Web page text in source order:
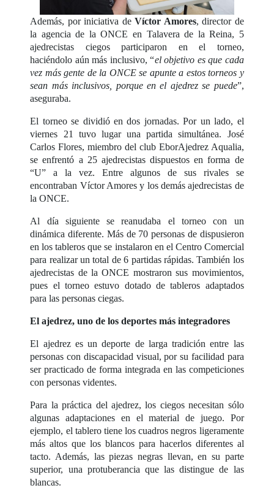
Además, por iniciativa deVíctor Amores, director de
la agencia de la ONCE en Talavera de la Reina, 5
ajedrecistas ciegos participaron en el torneo,
haciéndolo aún más inclusivo, “el objetivo es que cada
vez más gente de la ONCE se apunte a estos torneos y
sean más inclusivos, porque en el ajedrez se puede”,
aseguraba.
El torneo se dividió en dos jornadas. Por un lado, el
viernes 21 tuvo lugar una partida simultánea. José
Carlos Flores, miembro del club EborAjedrez Aqualia,
se enfrentó a 25 ajedrecistas dispuestos en forma de
“U” a la vez. Entre algunos de sus rivales se
encontraban Víctor Amores y los demás ajedrecistas de
la ONCE.
Al día siguiente se reanudaba el torneo con un
dinámica diferente. Más de 70 personas de dispusieron
en los tableros que se instalaron en el Centro Comercial
para realizar un total de 6 partidas rápidas. También los
ajedrecistas de la ONCE mostraron sus movimientos,
pues el torneo estuvo dotado de tableros adaptados
para las personas ciegas.
El ajedrez, uno de los deportes más integradores
El ajedrez es un deporte de larga tradición entre las
personas con discapacidad visual, por su facilidad para
ser practicado de forma integrada en las competiciones
con personas videntes.
Para la práctica del ajedrez, los ciegos necesitan sólo
algunas adaptaciones en el material de juego. Por
ejemplo, el tablero tiene los cuadros negros ligeramente
más altos que los blancos para hacerlos diferentes al
tacto. Además, las piezas negras llevan, en su parte
superior, una protuberancia que las distingue de las
blancas.